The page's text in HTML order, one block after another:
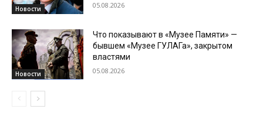
Новости 05.08.2026
Новости
Что показывают в «Музее Памяти» —
бывшем «Музее ГУЛАГа», закрытом
властями
05.08.2026